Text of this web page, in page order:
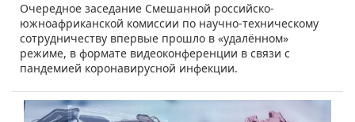
Очередное заседание Смешанной российско-
южноафриканской комиссии по научно-техническому
сотрудничеству впервые прошло в «удалённом»
режиме, в формате видеоконференции в связи с
пандемией коронавирусной инфекции.